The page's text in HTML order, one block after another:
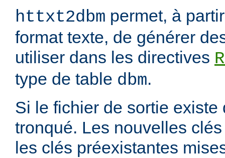
httxt2dbm permet, à
format texte, de générer
utiliser dans les directives
type de table dbm.
Si le fichier de sortie
tronqué. Les nouvelles
les clés préexistantes